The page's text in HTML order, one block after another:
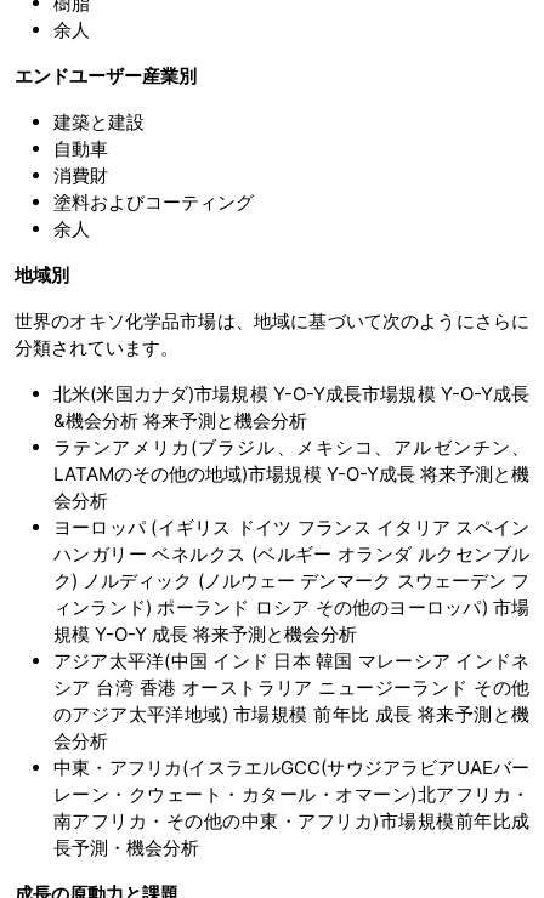
余人
エンドユーザー産業別
建築と建設
自動車
消費財
塗料およびコーティング
余人
地域別
世界のオキソ化学品市場は、地域に基づいて次のようにさらに
分類されています。
北米(米国カナダ)市場規模 Y-O-Y成長市場規模 Y-O-Y成長
&機会分析 将来予測と機会分析
ラテンアメリカ(ブラジル、メキシコ、アルゼンチン、
LATAMのその他の地域)市場規模 Y-O-Y成長 将来予測と機
会分析
ヨーロッパ (イギリス ドイツ フランス イタリア スペイン
ハンガリー ベネルクス (ベルギー オランダ ルクセンブル
ク) ノルディック (ノルウェー デンマーク スウェーデン フ
ィンランド) ポーランド ロシア その他のヨーロッパ) 市場
規模 Y-O-Y 成長 将来予測と機会分析
アジア太平洋(中国 インド 日本 韓国 マレーシア インドネ
シア 台湾 香港 オーストラリア ニュージーランド その他
のアジア太平洋地域) 市場規模 前年比 成長 将来予測と機
会分析
中東・アフリカ(イスラエルGCC(サウジアラビアUAEバー
レーン・クウェート・カタール・オマーン)北アフリカ・
南アフリカ・その他の中東・アフリカ)市場規模前年比成
長予測・機会分析